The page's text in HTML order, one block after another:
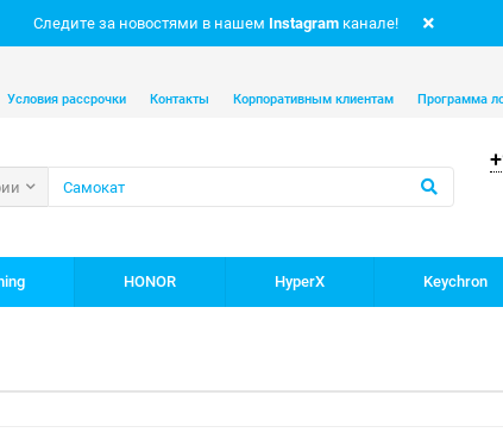
Следите за новостями в нашем Instagram канале!
Условия рассрочки Контакты Корпоративным клиентам Программа
HONOR HyperX Keychron